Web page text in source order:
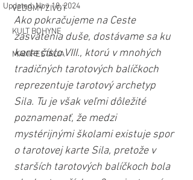
VEDOMÝ ŽIVOT
KULT BOHYNE
MANIFESTÁCIA
Updated:Nov 18, 2024
Ako pokračujeme na Ceste
zasvätenia duše, dostávame sa ku
karte číslo VIII., ktorú v mnohých
tradičných tarotových balíčkoch
reprezentuje tarotový archetyp
Sila. Tu je však veľmi dôležité
poznamenať, že medzi
mystérijnými školami existuje spor
o tarotovej karte Sila, pretože v
starších tarotových balíčkoch bola